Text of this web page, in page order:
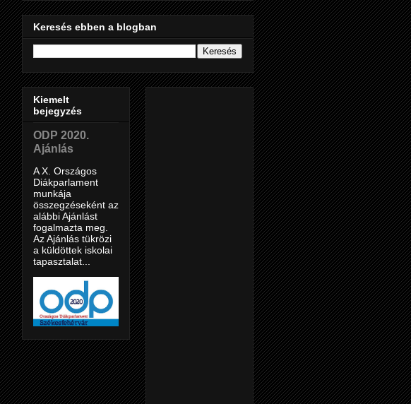
Keresés ebben a blogban
Kiemelt
bejegyzés
ODP 2020.
Ajánlás
A X. Országos
Diákparlament
munkája
összegzéseként az
alábbi Ajánlást
fogalmazta meg.
Az Ajánlás tükrözi
a küldöttek iskolai
tapasztalat...